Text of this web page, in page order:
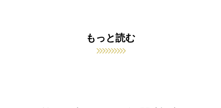
もっと読む